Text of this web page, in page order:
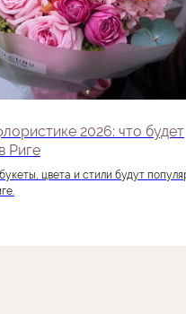
2026: что будет
Риге
цвета и стили будут